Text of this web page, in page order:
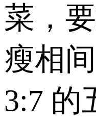
菜，
瘦相
3:7 的